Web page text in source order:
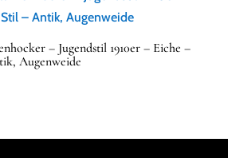
– Jugendstil 1910er – Eiche –
Augenweide